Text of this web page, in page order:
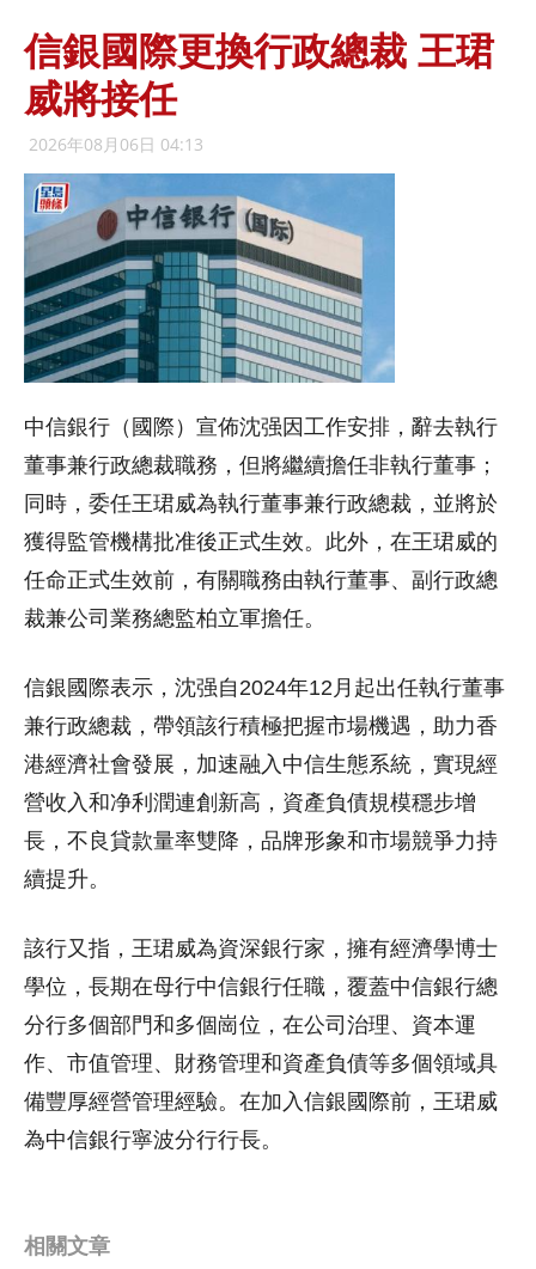
信銀國際更換行政總裁 王珺
威將接任
2026年08月06日 04:13
中信銀行（國際）宣佈沈强因工作安排，辭去執行
董事兼行政總裁職務，但將繼續擔任非執行董事；
同時，委任王珺威為執行董事兼行政總裁，並將於
獲得監管機構批准後正式生效。此外，在王珺威的
任命正式生效前，有關職務由執行董事、副行政總
裁兼公司業務總監柏立軍擔任。
信銀國際表示，沈强自2024年12月起出任執行董事
兼行政總裁，帶領該行積極把握市場機遇，助力香
港經濟社會發展，加速融入中信生態系統，實現經
營收入和净利潤連創新高，資產負債規模穩步增
長，不良貸款量率雙降，品牌形象和市場競爭力持
續提升。
該行又指，王珺威為資深銀行家，擁有經濟學博士
學位，長期在母行中信銀行任職，覆蓋中信銀行總
分行多個部門和多個崗位，在公司治理、資本運
作、市值管理、財務管理和資產負債等多個領域具
備豐厚經營管理經驗。在加入信銀國際前，王珺威
為中信銀行寧波分行行長。
相關文章